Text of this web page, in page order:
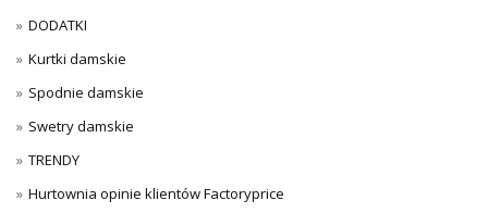
DODATKI
Kurtki damskie
Spodnie damskie
Swetry damskie
TRENDY
Hurtownia opinie klientów Factoryprice